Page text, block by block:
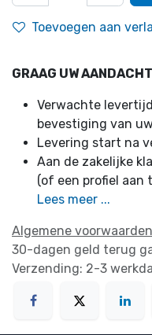
Toevoegen aan
GRAAG UW AANDACHT
Verwachte
bevestiging van
Levering start na
Aan de zakelijke
(of een profiel aan
Lees meer ...
Algemene voorwaarden
30-dagen geld terug
Verzending: 2-3